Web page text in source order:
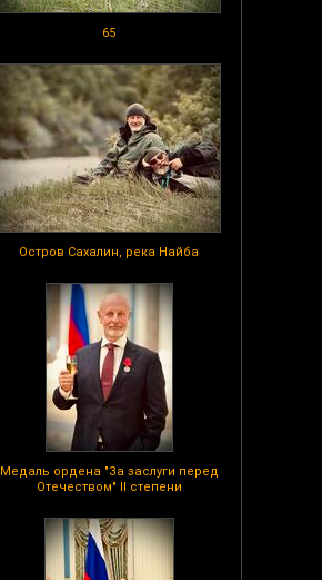
65
Остров Сахалин, река Найба
Медаль ордена "За заслуги перед
Отечеством" II степени